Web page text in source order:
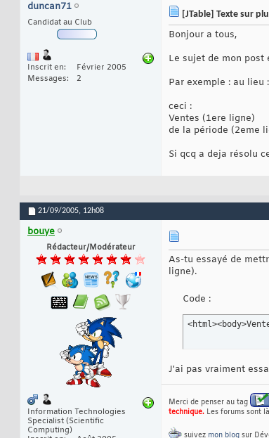
duncan71
Candidat au Club
Inscrit en
Février 2005
Messages
2
[JTable] Texte sur
Bonjour a tous,
Le sujet de mon
Par exemple : au lieu
ceci :
Ventes (1ere ligne)
de la période (2eme
Si qcq a deja résolu
21/09/2005, 12h08
bouye
Rédacteur/Modérateur
Information Technologies
Specialist (Scientific
Computing)
As-tu essayé de
ligne).
Code :
J'ai pas vraiment
Merci de penser au tag
technique. Les forums sont
suivez mon blog sur